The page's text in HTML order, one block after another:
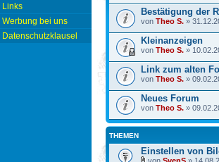
Links
Werbung bei uns
Datenschutzklausel
Bestätigung der
von Theo S. »
Kleinanzeigen
von Theo S. »
Link zum alten
von Theo S. »
Neues Forum
von Theo S. »
THEMEN
Einstellen von